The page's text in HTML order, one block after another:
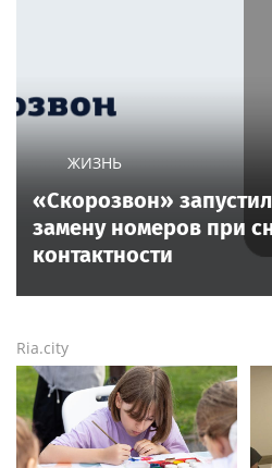
ЖИЗНЬ
«Скорозвон»
замену номеров при
контактности
Ria.city